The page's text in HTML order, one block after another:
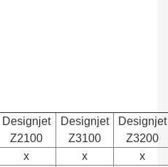
Designjet
Z2100
Designjet
Z3100
Designjet
Z3200
x x
x